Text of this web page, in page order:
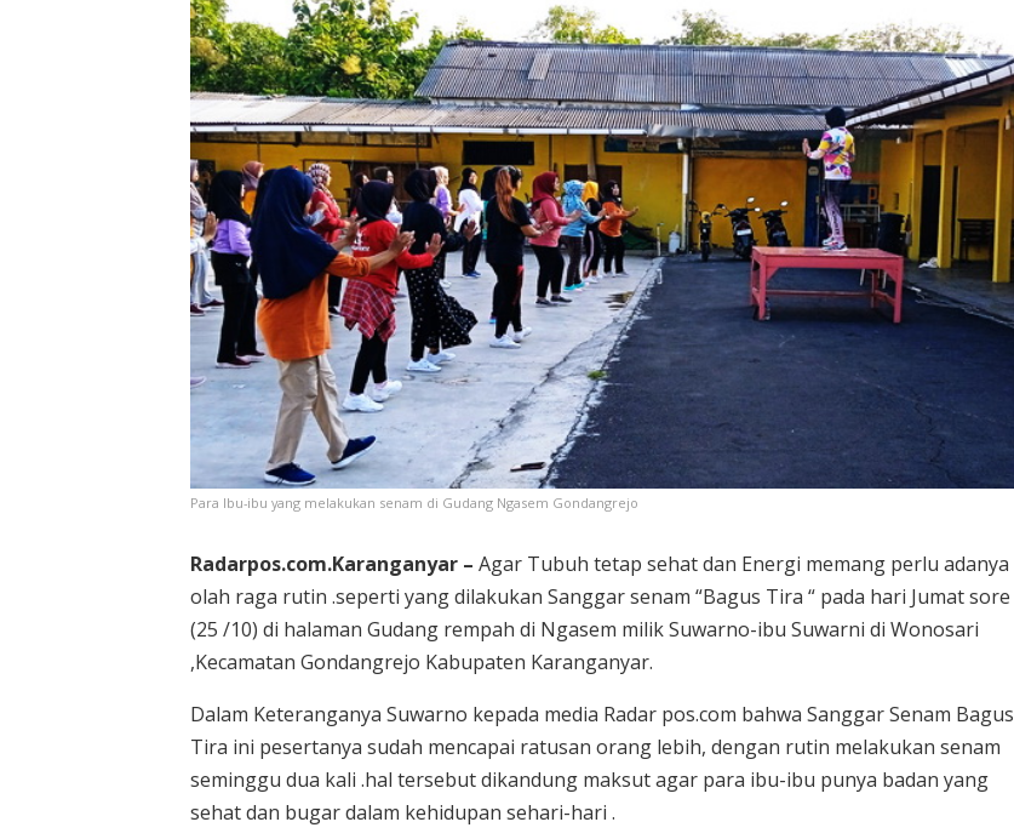
Para Ibu-ibu yang melakukan senam di Gudang Ngasem Gondangrejo
Radarpos.com.Karanganyar – Agar Tubuh tetap sehat dan Energi memang perlu adanya
olah raga rutin .seperti yang dilakukan Sanggar senam “Bagus Tira “ pada hari Jumat sore
(25 /10) di halaman Gudang rempah di Ngasem milik Suwarno-ibu Suwarni di Wonosari
,Kecamatan Gondangrejo Kabupaten Karanganyar.
Dalam Keteranganya Suwarno kepada media Radar pos.com bahwa Sanggar Senam Bagus
Tira ini pesertanya sudah mencapai ratusan orang lebih, dengan rutin melakukan senam
seminggu dua kali .hal tersebut dikandung maksut agar para ibu-ibu punya badan yang
sehat dan bugar dalam kehidupan sehari-hari .